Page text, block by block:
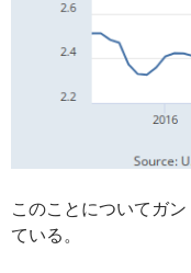
このことについてガ
ている。